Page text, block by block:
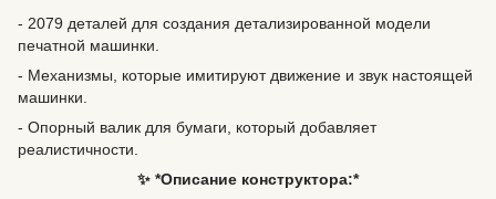
- 2079 деталей для создания детализированной модели
печатной машинки.
- Механизмы, которые имитируют движение и звук настоящей
машинки.
- Опорный валик для бумаги, который добавляет
реалистичности.
✨ *Описание конструктора:*